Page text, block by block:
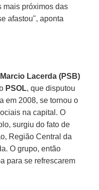
mais próximos das
afastou", aponta
Marcio Lacerda (PSB)
PSOL, que disputou
em 2008, se tornou o
na capital. O
surgiu do fato de
Região Central da
O grupo, então
para se refrescarem